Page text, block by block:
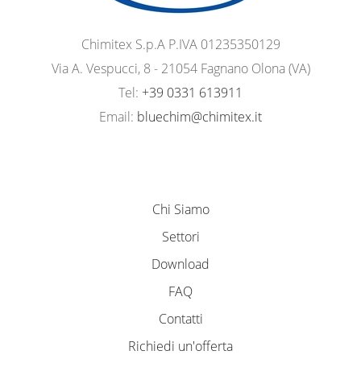
Chimitex S.p.A P.IVA 01235350129
Via A. Vespucci, 8 - 21054 Fagnano Olona (VA)
Tel: +39 0331 613911
Email: bluechim@chimitex.it
Chi Siamo
Settori
Download
FAQ
Contatti
Richiedi un'offerta